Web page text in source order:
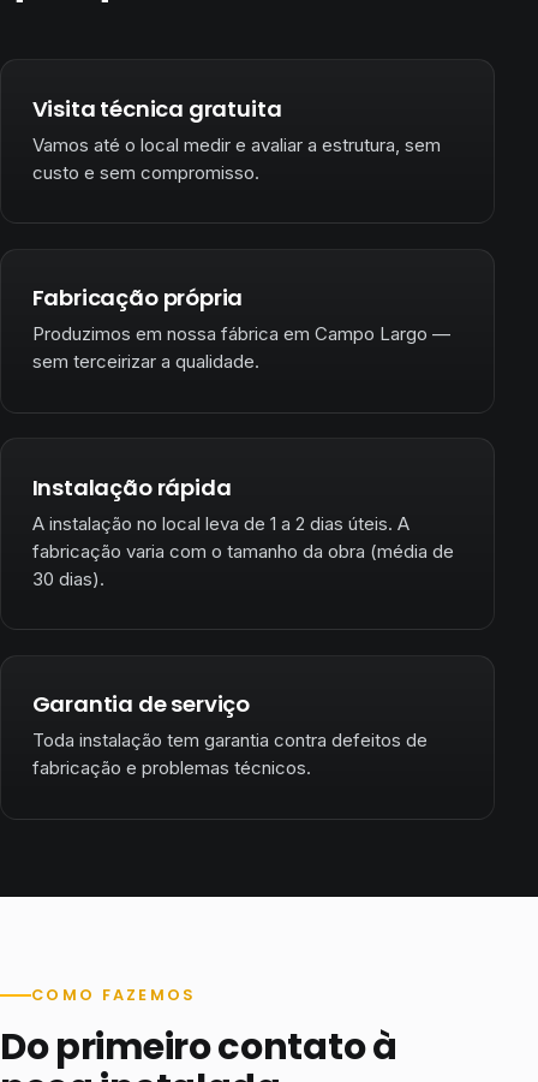
Visita técnica gratuita
Vamos até o local medir e avaliar a estrutura, sem
custo e sem compromisso.
Fabricação própria
Produzimos em nossa fábrica em Campo Largo —
sem terceirizar a qualidade.
Instalação rápida
A instalação no local leva de 1 a 2 dias úteis. A
fabricação varia com o tamanho da obra (média de
30 dias).
Garantia de serviço
Toda instalação tem garantia contra defeitos de
fabricação e problemas técnicos.
COMO FAZEMOS
Do primeiro contato à